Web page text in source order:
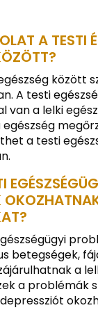
A TESTI
között
A testi
van a lelki
a testi
betegségek,
a
a problémák